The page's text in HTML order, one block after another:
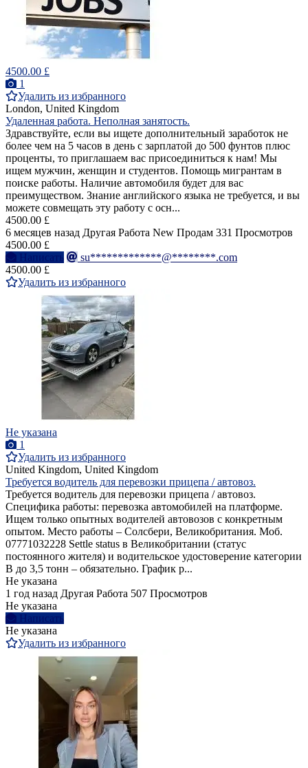
4500.00 £
1
Удалить из избранного
London, United Kingdom
Удаленная работа. Неполная занятость.
Здравствуйте, если вы ищете дополнительный заработок не
более чем на 5 часов в день с зарплатой до 500 фунтов плюс
проценты, то приглашаем вас присоединиться к нам! Мы
ищем мужчин, женщин и студентов. Помощь мигрантам в
поиске работы. Наличие автомобиля будет для вас
преимуществом. Знание английского языка не требуется, и вы
можете совмещать эту работу с осн...
4500.00 £
6 месяцев назад Другая Работа New Продам 331 Просмотров
4500.00 £
Написать
su*************@********.com
4500.00 £
Удалить из избранного
Не указана
1
Удалить из избранного
United Kingdom, United Kingdom
Требуется водитель для перевозки прицепа / автовоз.
Требуется водитель для перевозки прицепа / автовоз.
Cпецифика работы: перевозка автомобилей на платформе.
Ищем только опытных водителей автовозов с конкретным
опытом. Место работы – Солсбери, Великобритания. Моб.
07771032228 Settle status в Великобритании (статус
постоянного жителя) и водительское удостоверение категории
B до 3,5 тонн – обязательно. График р...
Не указана
1 год назад Другая Работа 507 Просмотров
Не указана
Написать
Не указана
Удалить из избранного